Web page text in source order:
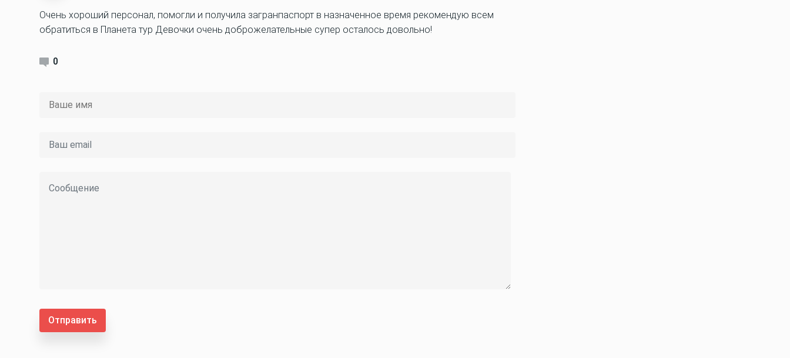
Очень хороший персонал, помогли и получила загранпаспорт в назначенное время рекомендую всем
обратиться в Планета тур Девочки очень доброжелательные супер осталось довольно!
0
Отправить